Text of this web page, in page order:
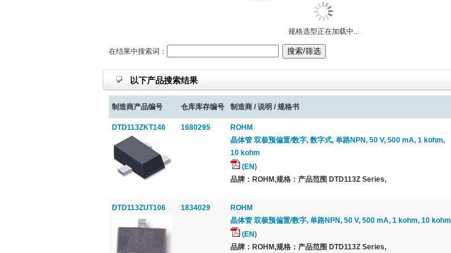
规格选型正在加载中...
在结果中搜索词：
以下产品搜索结果
制造商产品编号 仓库库存编号 制造商 / 说明 / 规格书
DTD113ZKT146 1680295
ROHM
晶体管 双极预偏置/数字, 数字式, 单路NPN, 50 V, 500 mA, 1 kohm,
10 kohm
(EN)
品牌：ROHM,规格：产品范围 DTD113Z Series,
DTD113ZUT106 1834029
ROHM
晶体管 双极预偏置/数字, 单路NPN, 50 V, 500 mA, 1 kohm, 10 kohm
(EN)
品牌：ROHM,规格：产品范围 DTD113Z Series,